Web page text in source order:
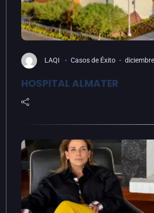
LAQI Casos de Éxito
HOSPITAL ALMATER